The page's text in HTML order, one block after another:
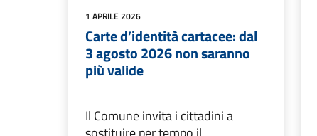
1 APRILE 2026
Carte d’identità cartacee: dal
3 agosto 2026 non saranno
più valide
Il Comune invita i cittadini a